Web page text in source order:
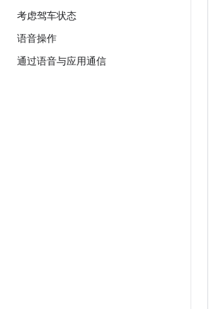
考虑驾车状态
语音操作
通过语音与应用通信